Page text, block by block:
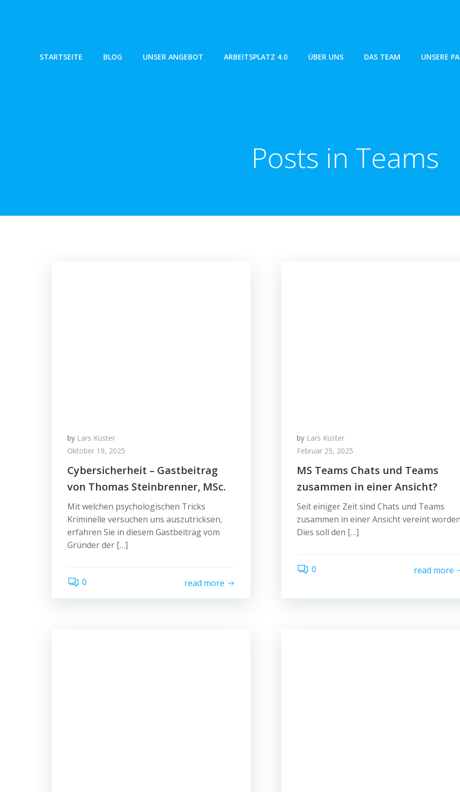
STARTSEITE BLOG UNSER ANGEBOT ARBEITSPLATZ 4.0 ÜBER UNS DAS TEAM UNSERE
Posts in Teams
by Lars Küster
Oktober 19, 2025
Cybersicherheit – Gastbeitrag
von Thomas Steinbrenner, MSc.
Mit welchen psychologischen Tricks
Kriminelle versuchen uns auszutricksen,
erfahren Sie in diesem Gastbeitrag vom
Gründer der […]
0 read more
by Lars Küster
Februar 25, 2025
MS Teams Chats und Teams
zusammen in einer Ansicht?
Seit einiger Zeit sind Chats und Teams
zusammen in einer Ansicht vereint
Dies soll den […]
0 read more